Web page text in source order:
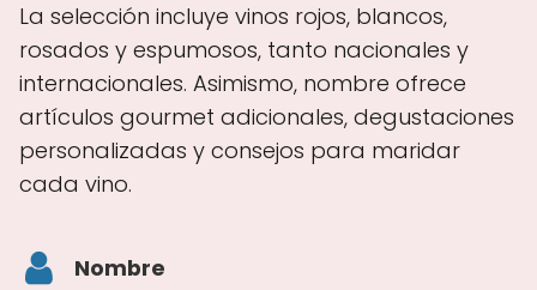
La selección incluye vinos rojos, blancos,
rosados y espumosos, tanto nacionales y
internacionales. Asimismo, nombre ofrece
artículos gourmet adicionales, degustaciones
personalizadas y consejos para maridar
cada vino.
Nombre